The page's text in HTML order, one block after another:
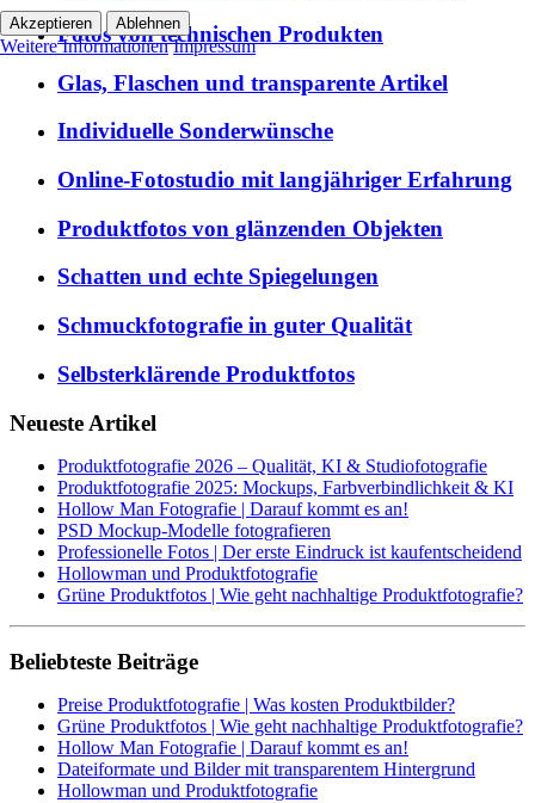
Fotos von technischen Produkten
Glas, Flaschen und transparente Artikel
Individuelle Sonderwünsche
Online-Fotostudio mit langjähriger Erfahrung
Produktfotos von glänzenden Objekten
Schatten und echte Spiegelungen
Schmuckfotografie in guter Qualität
Selbsterklärende Produktfotos
Neueste Artikel
Produktfotografie 2026 – Qualität, KI & Studiofotografie
Produktfotografie 2025: Mockups, Farbverbindlichkeit & KI
Hollow Man Fotografie | Darauf kommt es an!
PSD Mockup-Modelle fotografieren
Professionelle Fotos | Der erste Eindruck ist kaufentscheidend
Hollowman und Produktfotografie
Grüne Produktfotos | Wie geht nachhaltige Produktfotografie?
Beliebteste Beiträge
Preise Produktfotografie | Was kosten Produktbilder?
Grüne Produktfotos | Wie geht nachhaltige Produktfotografie?
Hollow Man Fotografie | Darauf kommt es an!
Dateiformate und Bilder mit transparentem Hintergrund
Hollowman und Produktfotografie
Akzeptieren Ablehnen
Weitere Informationen Impressum